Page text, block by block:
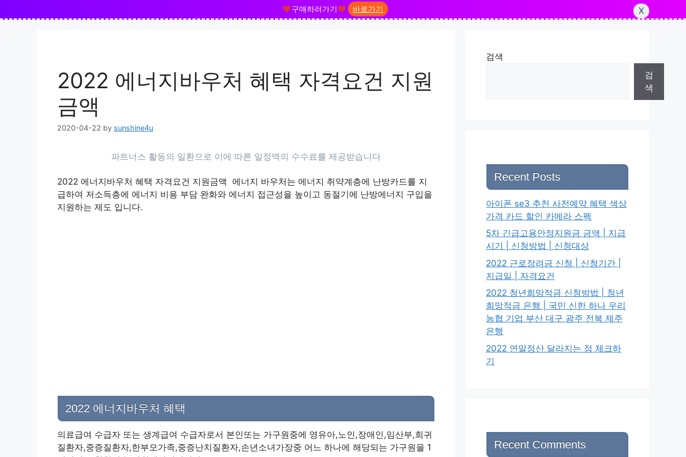
구매하러가기 바로가기
X
2022 에너지바우처 혜택 자격요건 지원
금액
2020-04-22 by sunshine4u
2022 에너지바우처 혜택 자격요건 지원금액 에너지 바우처는 에너지 취약계층에 난방카드를 지
급하여 저소득층에 에너지 비용 부담 완화와 에너지 접근성을 높이고 동절기에 난방에너지 구입을
지원하는 제도 입니다.
2022 에너지바우처 혜택
의료급여 수급자 또는 생계급여 수급자로서 본인또는 가구원중에 영유아,노인,장애인,임산부,희귀
질환자,중증질환자,한부모가족,중증난치질환자,손년소녀가장중 어느 하나에 해당되는 가구원을 1
검색
검
색
Recent Posts
아이폰 se3 추천 사전예약 혜택 색상
가격 카드 할인 카메라 스펙
5차 긴급고용안정지원금 금액 | 지급
시기 | 신청방법 | 신청대상
2022 근로장려금 신청 | 신청기간 |
지급일 | 자격요건
2022 청년희망적금 신청방법 | 청년
희망적금 은행 | 국민 신한 하나 우리
농협 기업 부산 대구 광주 전북 제주
은행
2022 연말정산 달라지는 점 체크하
기
Recent Comments